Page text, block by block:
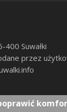
400 Suwałki
przez